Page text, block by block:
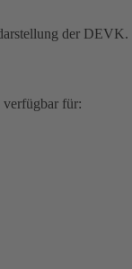
der DEVK.
verfügbar für: